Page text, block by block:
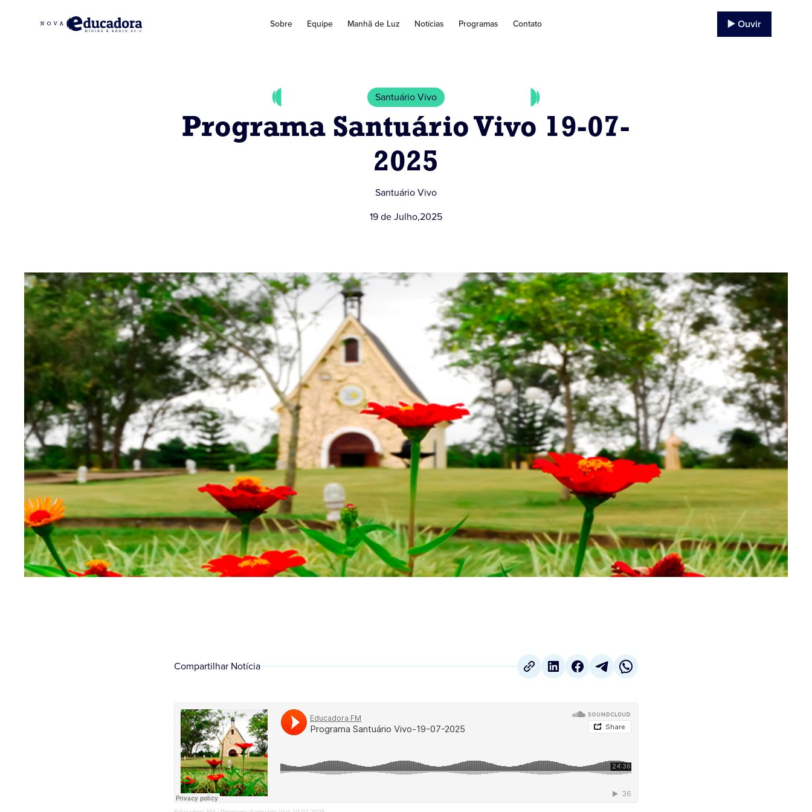
Sobre Equipe Manhã de Luz Notícias Programas Contato ▶️ Ouvir
Santuário Vivo
Programa Santuário Vivo 19-07-
2025
Santuário Vivo
19 de Julho,2025
Compartilhar Notícia